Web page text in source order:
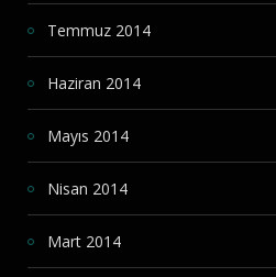
Temmuz 2014
Haziran 2014
Mayıs 2014
Nisan 2014
Mart 2014